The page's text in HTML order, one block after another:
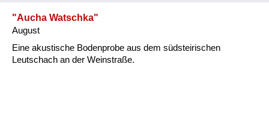
Natur und Landwirtschaft
"Aucha Watschka"
August
Eine akustische Bodenprobe aus dem südsteirischen
Leutschach an der Weinstraße.